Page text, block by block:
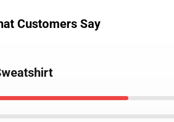
Customers Say